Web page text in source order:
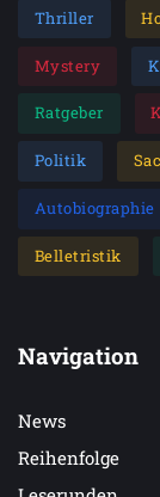
Thriller
Mystery
Ratgeber
Politik
Autobiographie
Belletristik
Navigation
News
Reihenfolge